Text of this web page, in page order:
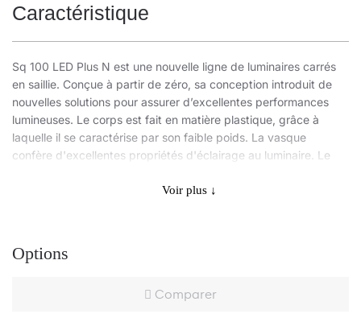
Caractéristique
Sq 100 LED Plus N est une nouvelle ligne de luminaires carrés
en saillie. Conçue à partir de zéro, sa conception introduit de
nouvelles solutions pour assurer d’excellentes performances
lumineuses. Le corps est fait en matière plastique, grâce à
laquelle il se caractérise par son faible poids. La vasque
confère d'excellentes propriétés d'éclairage au luminaire. Le
et tous les avantages des luminaires modernes à source LED.
Application
Le luminaire recommandé surtout pour les bureaux, les couloirs
Voir plus ↓
Options
Comparer